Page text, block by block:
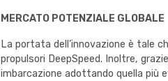
MERCATO POTENZIALE GLOBALE
La portata dell’innovazione è tale
propulsori DeepSpeed. Inoltre,
imbarcazione adottando quella più